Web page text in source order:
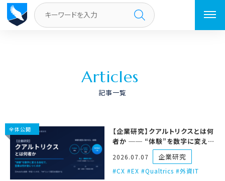
トップページ ページ 2
Articles
記事一覧
全体公開
【企業研究】クアルトリクスとは何
者か ── “体験”を数字に変える
会社で、営業は何が身につくのか
2026.07.07 企業研究
CX #EX #Qualtrics #外資IT